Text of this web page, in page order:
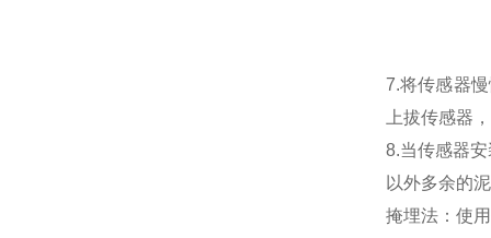
7.将传感器
上拔传感器
8.当传感器
以外多余的
掩埋法：使